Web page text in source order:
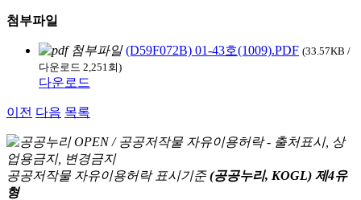
첨부파일
(D59F072B) 01-43호(1009).PDF (33.57KB /
다운로드 2,251회)
다운로드
이전 다음 목록
공공저작물 자유이용허락 표시기준 (공공누리, KOGL) 제4유
형